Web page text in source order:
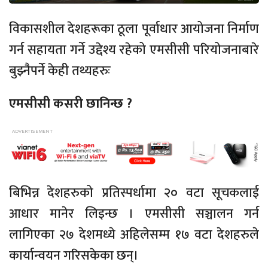
विकासशील देशहरूका ठूला पूर्वाधार आयोजना निर्माण
गर्न सहायता गर्ने उद्देश्य रहेको एमसीसी परियोजनाबारे
बुझ्नैपर्ने केही तथ्यहरुः
एमसीसी कसरी छानिन्छ ?
बिभिन्न देशहरुको प्रतिस्पर्धामा २० वटा सूचकलाई
आधार मानेर लिइन्छ । एमसीसी सञ्चालन गर्न
लागिएका २७ देशमध्ये अहिलेसम्म १७ वटा देशहरुले
कार्यान्वयन गरिसकेका छन्।